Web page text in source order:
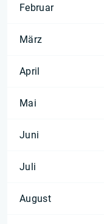
Februar
März
April
Mai
Juni
Juli
August